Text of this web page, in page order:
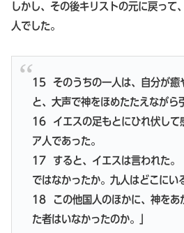
しかし、その後キリストの元に戻って
人でした。
15そのうちの一人は、自分が癒
と、大声で神をほめたたえながら
16イエスの足もとにひれ伏して
ア人であった。
17すると、イエスは言われた。
ではなかったか。九人はどこにい
18この他国人のほかに、神をあ
た者はいなかったのか。」